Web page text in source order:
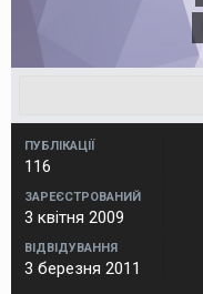
ПУБЛІКАЦІЇ
116
ЗАРЕЄСТРОВАНИЙ
3 квітня 2009
ВІДВІДУВАННЯ
3 березня 2011